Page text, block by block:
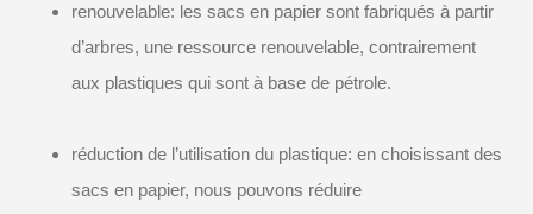
renouvelable: les sacs en papier sont fabriqués à partir
d’arbres, une ressource renouvelable, contrairement
aux plastiques qui sont à base de pétrole.
réduction de l’utilisation du plastique: en choisissant des
sacs en papier, nous pouvons réduire